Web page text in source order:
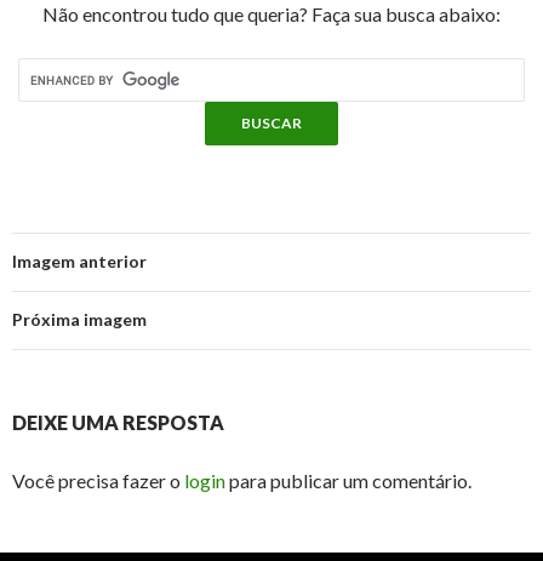
Não encontrou tudo que queria? Faça sua busca abaixo:
Imagem anterior
Próxima imagem
DEIXE UMA RESPOSTA
Você precisa fazer o loginpara publicar um comentário.